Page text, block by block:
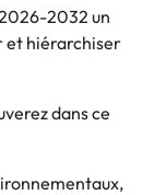
2032 un
et hiérarchiser
dans ce